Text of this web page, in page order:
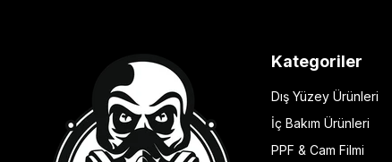
Kategoriler
Dış Yüzey Ürünleri
İç Bakım Ürünleri
PPF & Cam Filmi